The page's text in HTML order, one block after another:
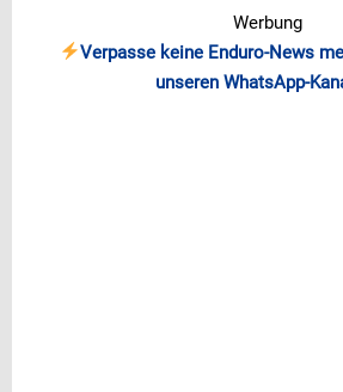
Werbung
Verpasse keine Enduro-News
unseren WhatsApp-